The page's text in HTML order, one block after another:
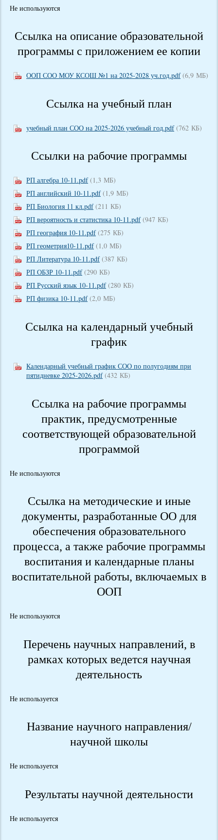
Не используются
Ссылка на описание образовательной
программы с приложением ее копии
ООП СОО МОУ КСОШ №1 на 2025-2028 уч.год.pdf (6,9 МБ)
Ссылка на учебный план
учебный план СОО на 2025-2026 учебный год.pdf (762 КБ)
Ссылки на рабочие программы
РП алгебра 10-11.pdf (1,3 МБ)
РП английский 10-11.pdf (1,9 МБ)
РП Биология 11 кл.pdf (211 КБ)
РП вероятность и статистика 10-11.pdf (947 КБ)
РП география 10-11.pdf (275 КБ)
РП геометрия10-11.pdf (1,0 МБ)
РП Литература 10-11.pdf (387 КБ)
РП ОБЗР 10-11.pdf (290 КБ)
РП Русский язык 10-11.pdf (280 КБ)
РП физика 10-11.pdf (2,0 МБ)
Ссылка на календарный учебный
график
Календарный учебный график СОО по полугодиям при
пятидневке 2025-2026.pdf (432 КБ)
Ссылка на рабочие программы
практик, предусмотренные
соответствующей образовательной
программой
Не используются
Ссылка на методические и иные
документы, разработанные ОО для
обеспечения образовательного
процесса, а также рабочие программы
воспитания и календарные планы
воспитательной работы, включаемых в
ООП
Не используются
Перечень научных направлений, в
рамках которых ведется научная
деятельность
Не используется
Название научного направления/
научной школы
Не используется
Результаты научной деятельности
Не используется